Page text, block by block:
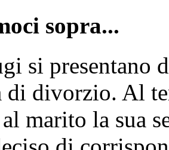
sopra...
si presentano
di divorzio. Al
marito la sua